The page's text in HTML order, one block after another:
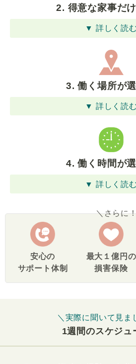
2. 得意な家事だ
▼ 詳しく読む
3. 働く場所が
▼ 詳しく読む
4. 働く時間が
▼ 詳しく読む
＼さらに
安心の
サポート体制
最大１億円の
損害保険
＼実際に聞いて見ま
1週間のスケジュ